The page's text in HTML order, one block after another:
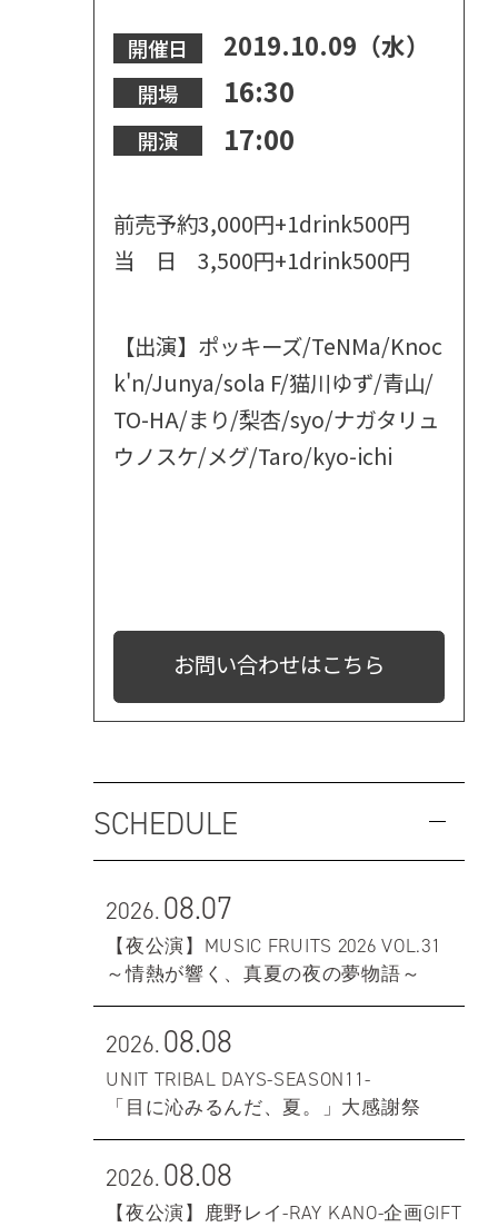
開催日 2019.10.09（水）
開場 16:30
開演 17:00
前売予約3,000円+1drink500円
当 日 3,500円+1drink500円
【出演】ポッキーズ/TeNMa/Knoc
k'n/Junya/sola F/猫川ゆず/青山/
TO-HA/まり/梨杏/syo/ナガタリュ
ウノスケ/メグ/Taro/kyo-ichi
お問い合わせはこちら
SCHEDULE
2026.08.07
【夜公演】MUSIC FRUITS 2026 VOL.31
～情熱が響く、真夏の夜の夢物語～
2026.08.08
UNIT TRIBAL DAYS-SEASON11-
「目に沁みるんだ、夏。」大感謝祭
2026.08.08
【夜公演】鹿野レイ-RAY KANO-企画GIFT